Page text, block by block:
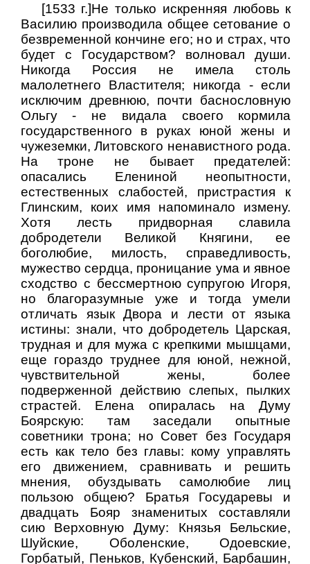
[1533 г.]Не только искренняя любовь к
Василию производила общее сетование о
безвременной кончине его; но и страх, что
будет с Государством? волновал души.
Никогда Россия не имела столь
малолетнего Властителя; никогда - если
исключим древнюю, почти баснословную
Ольгу - не видала своего кормила
государственного в руках юной жены и
чужеземки, Литовского ненавистного рода.
На троне не бывает предателей:
опасались Елениной неопытности,
естественных слабостей, пристрастия к
Глинским, коих имя напоминало измену.
Хотя лесть придворная славила
добродетели Великой Княгини, ее
боголюбие, милость, справедливость,
мужество сердца, проницание ума и явное
сходство с бессмертною супругою Игоря,
но благоразумные уже и тогда умели
отличать язык Двора и лести от языка
истины: знали, что добродетель Царская,
трудная и для мужа с крепкими мышцами,
еще гораздо труднее для юной, нежной,
чувствительной жены, более
подверженной действию слепых, пылких
страстей. Елена опиралась на Думу
Боярскую: там заседали опытные
советники трона; но Совет без Государя
есть как тело без главы: кому управлять
его движением, сравнивать и решить
мнения, обуздывать самолюбие лиц
пользою общею? Братья Государевы и
двадцать Бояр знаменитых составляли
сию Верховную Думу: Князья Бельские,
Шуйские, Оболенские, Одоевские,
Горбатый, Пеньков, Кубенский, Барбашин,